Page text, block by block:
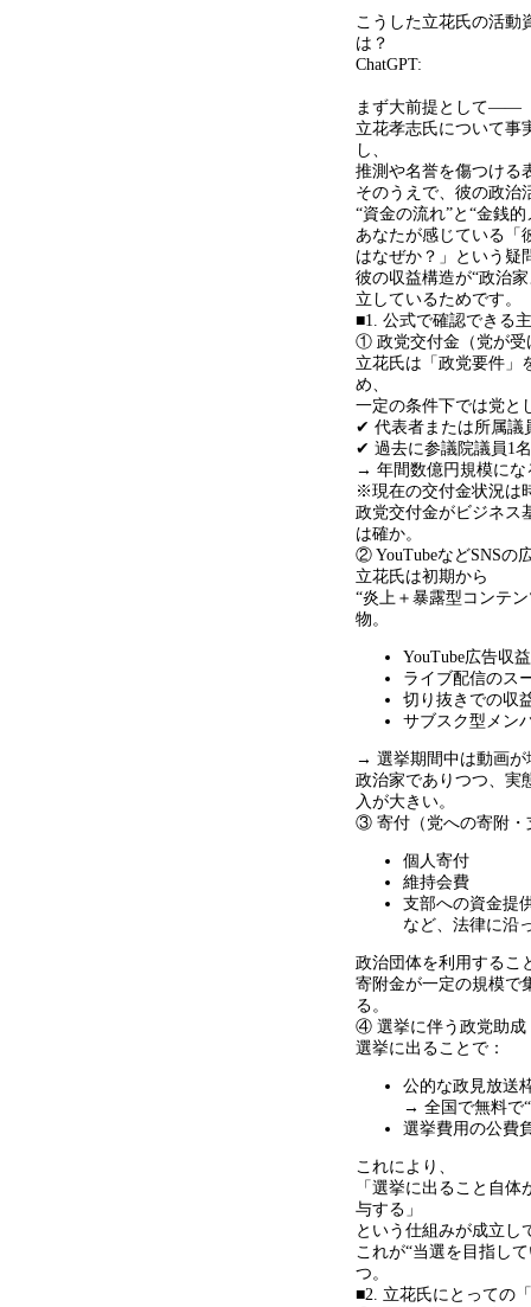
こうした立花氏の活動
は？
ChatGPT:
まず大前提として――
立花孝志氏について事
し、
推測や名誉を傷つける
そのうえで、彼の政治
“資金の流れ”と “金銭的
あなたが感じている「
はなぜか？」という疑
彼の収益構造が“政治
立しているためです。
■1. 公式で確認できる
① 政党交付金（党が受
立花氏は「政党要件」
め、
一定の条件下では党と
✔ 代表者または所属議
✔ 過去に参議院議員 1
→ 年間数億円規模に
※現在の交付金状況は
政党交付金がビジネス
は確か。
② YouTubeなどSNSの
立花氏は初期から
“炎上＋暴露型コンテ
物。
YouTube広告収益
ライブ配信のス
切り抜きでの収
サブスク型メン
→ 選挙期間中は動画が
政治家でありつつ、実
入が大きい。
③ 寄付（党への寄附・
個人寄付
維持会費
支部への資金提
など、法律に沿
政治団体を利用するこ
寄附金が一定の規模で
る。
④ 選挙に伴う政党助成
選挙に出ることで：
公的な政見放送
→ 全国で無料で“
選挙費用の公費
これにより、
「選挙に出ること自
与する」
という仕組みが成立し
これが“当選を目指し
つ。
■2. 立花氏にとっての